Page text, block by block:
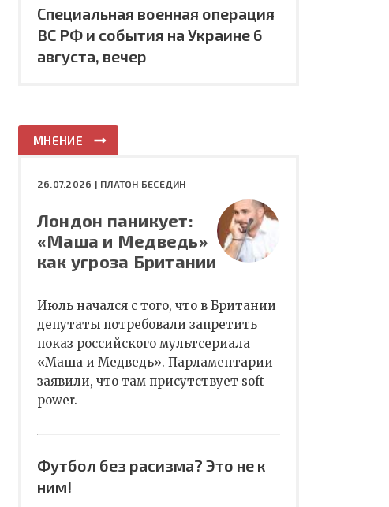
Специальная военная операция
ВС РФ и события на Украине 6
августа, вечер
МНЕНИЕ
26.07.2026 | ПЛАТОН БЕСЕДИН
Лондон паникует:
«Маша и Медведь»
как угроза Британии
Июль начался с того, что в Британии
депутаты потребовали запретить
показ российского мультсериала
«Маша и Медведь». Парламентарии
заявили, что там присутствует soft
power.
Футбол без расизма? Это не к
ним!